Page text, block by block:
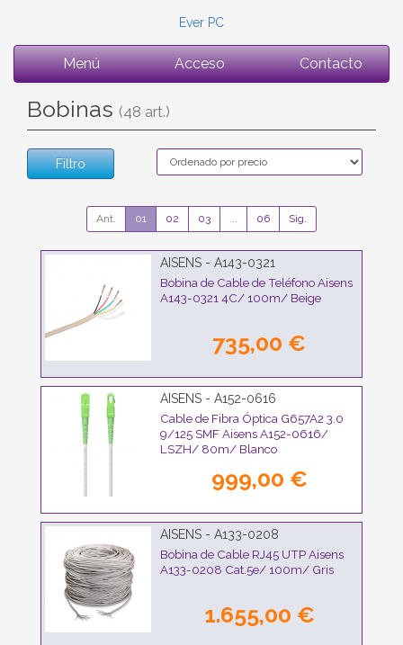
Ever PC
Menú Acceso Contacto
Bobinas (48 art.)
Filtro
Ant. 01 02 03 ... 06 Sig.
AISENS - A143-0321
Bobina de Cable de Teléfono Aisens
A143-0321 4C/ 100m/ Beige
735,00 €
AISENS - A152-0616
Cable de Fibra Óptica G657A2 3.0
9/125 SMF Aisens A152-0616/
LSZH/ 80m/ Blanco
999,00 €
AISENS - A133-0208
Bobina de Cable RJ45 UTP Aisens
A133-0208 Cat.5e/ 100m/ Gris
1.655,00 €